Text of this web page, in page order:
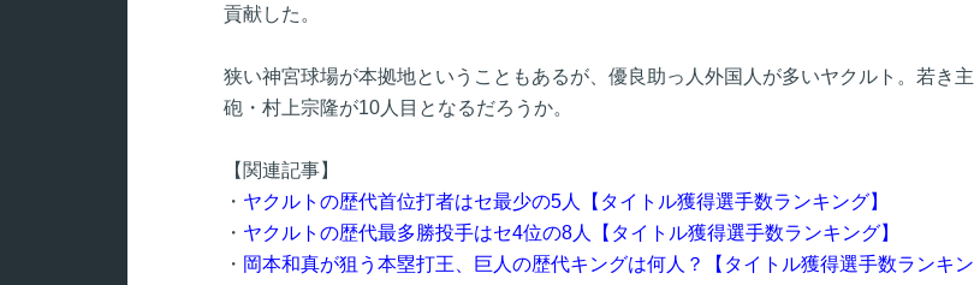
貢献した。
狭い神宮球場が本拠地ということもあるが、優良助っ人外国人が多いヤクルト。若き主
砲・村上宗隆が10人目となるだろうか。
【関連記事】
・ ヤクルトの歴代首位打者はセ最少の5人【タイトル獲得選手数ランキング】
・ ヤクルトの歴代最多勝投手はセ4位の8人【タイトル獲得選手数ランキング】
・ 岡本和真が狙う本塁打王、巨人の歴代キングは何人？【タイトル獲得選手数ランキン